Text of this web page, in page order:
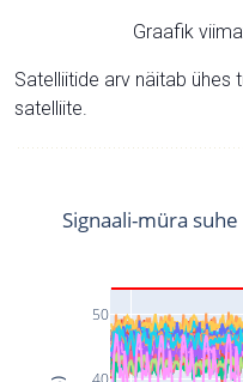
Graafik
Satelliitide arv näitab ühes
satelliite.
50
Signaali-müra suhe